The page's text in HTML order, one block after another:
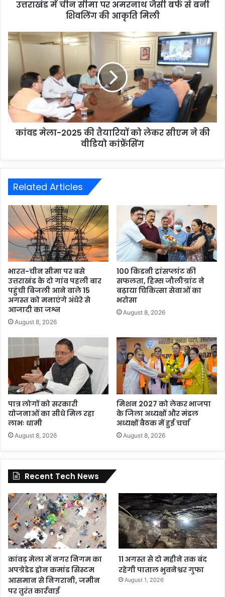
उत्तराखंड में चीन सीमा पर अमरनाथ जैसी बर्फ से बनी
शिवलिंग की आकृति मिली
कांवड मेला-2025 की तैयारियों को लेकर सीएम ने की
वीडियो कांफ्रेंसिंग
Related Articles
भारत-चीन सीमा पर बसे
उत्तराखंड के दो गांव पहली बार
पहुंची बिजली आने वाले 15
अगस्त को मनाएंगे अंधेरे से
आजादी का जश्न
August 8, 2026
100 किडनी ट्रांसप्लांट की
सफलता, हिम्स जौलीग्रांट ने
बढ़ाया चिकित्सा सेवाओं का
भरोसा
August 8, 2026
पात्र लोगों को सरकारी
योजनाओं का सीधे मिल रहा
लाभः धामी
August 8, 2026
मिशन 2027 को लेकर भाजपा
के जिला अध्यक्षों और मंडल
अध्यक्षों बैठक में हुई चर्चा
August 8, 2026
Recent Tech News
कांवड़ मेला में नगर निगम का
अपग्रेडेड ड्रोन कमांड सिस्टम
आसमान से निगरानी, जमीन
पर तुरंत कार्रवाई
11 अगस्त से दो महीने तक बंद
रहेगी पाताल भुवनेश्वर गुफा
August 1, 2026